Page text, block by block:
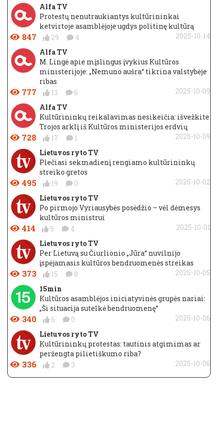
Alfa TV
Protestų nenutraukiantys kultūrininkai
ketvirtoje asamblėjoje ugdys politinę kultūrą
847 29 4
2025-10-14
Alfa TV
M. Lingė apie mįslingus įvykius Kultūros
ministerijoje: „Nemuno aušra“ tikrina valstybėje
ribas
777 13 6
2025-10-09
Alfa TV
Kultūrininkų reikalavimas nesikeičia: išvežkite
Trojos arklį iš Kultūros ministerijos erdvių
728 17 1
2025-10-09
Lietuvos ryto TV
Plečiasi sekmadienį rengiamo kultūrininkų
streiko gretos
495 19 0
2025-10-02
Lietuvos ryto TV
Po pirmojo Vyriausybės posėdžio – vėl dėmesys
kultūros ministrui
414 5 4
2025-10-01
Lietuvos ryto TV
Per Lietuvą su Čiurlionio „Jūra“ nuvilnijo
įspėjamasis kultūros bendruomenės streikas
373 15 8
2025-10-05
15min
Kultūros asamblėjos iniciatyvinės grupės nariai:
„Ši situacija sutelkė bendruomenę“
340 6 0
2025-10-06
Lietuvos ryto TV
Kultūrininkų protestas: tautinis atgimimas ar
peržengta pilietiškumo riba?
336 2 3 2025-10-06